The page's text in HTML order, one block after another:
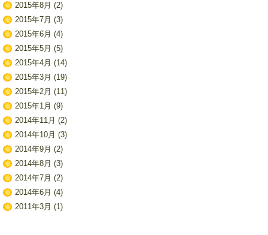
2015年8月 (2)
2015年7月 (3)
2015年6月 (4)
2015年5月 (5)
2015年4月 (14)
2015年3月 (19)
2015年2月 (11)
2015年1月 (9)
2014年11月 (2)
2014年10月 (3)
2014年9月 (2)
2014年8月 (3)
2014年7月 (2)
2014年6月 (4)
2011年3月 (1)